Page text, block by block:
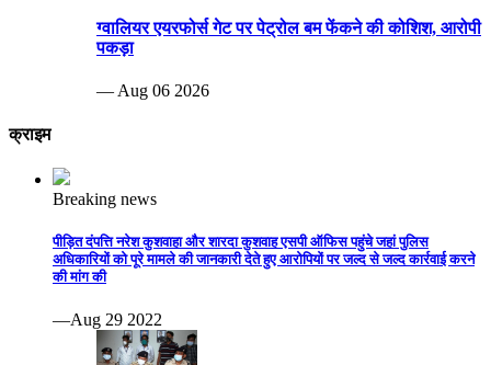
ग्वालियर एयरफोर्स गेट पर पेट्रोल बम फेंकने की कोशिश, आरोपी
पकड़ा
— Aug 06 2026
क्राइम
Breaking news
पीड़ित दंपत्ति नरेश कुशवाहा और शारदा कुशवाह एसपी ऑफिस पहुंचे जहां पुलिस
अधिकारियों को पूरे मामले की जानकारी देते हुए आरोपियों पर जल्द से जल्द कार्रवाई करने
की मांग की
—Aug 29 2022